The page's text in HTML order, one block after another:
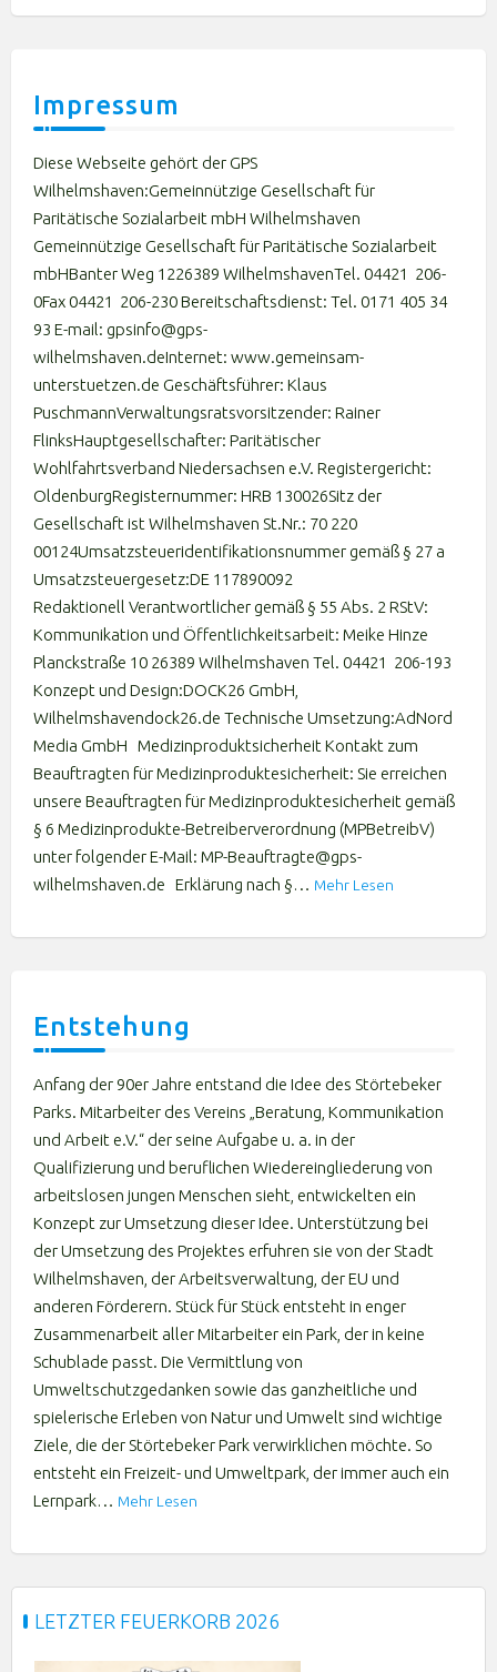
Impressum
Diese Webseite gehört der GPS
Wilhelmshaven:Gemeinnützige Gesellschaft für
Paritätische Sozialarbeit mbH Wilhelmshaven
Gemeinnützige Gesellschaft für Paritätische Sozialarbeit
mbHBanter Weg 1226389 WilhelmshavenTel. 04421 206-
0Fax 04421 206-230 Bereitschaftsdienst: Tel. 0171 405 34
93 E-mail: gpsinfo@gps-
wilhelmshaven.deInternet: www.gemeinsam-
unterstuetzen.de Geschäftsführer: Klaus
PuschmannVerwaltungsratsvorsitzender: Rainer
FlinksHauptgesellschafter: Paritätischer
Wohlfahrtsverband Niedersachsen e.V. Registergericht:
OldenburgRegisternummer: HRB 130026Sitz der
Gesellschaft ist Wilhelmshaven St.Nr.: 70 220
00124Umsatzsteueridentifikationsnummer gemäß § 27 a
Umsatzsteuergesetz:DE 117890092
Redaktionell Verantwortlicher gemäß § 55 Abs. 2 RStV:
Kommunikation und Öffentlichkeitsarbeit: Meike Hinze
Planckstraße 10 26389 Wilhelmshaven Tel. 04421 206-193
Konzept und Design:DOCK26 GmbH,
Wilhelmshavendock26.de Technische Umsetzung:AdNord
Media GmbH Medizinproduktsicherheit Kontakt zum
Beauftragten für Medizinproduktesicherheit: Sie erreichen
unsere Beauftragten für Medizinproduktesicherheit gemäß
§ 6 Medizinprodukte-Betreiberverordnung (MPBetreibV)
unter folgender E-Mail: MP-Beauftragte@gps-
wilhelmshaven.de Erklärung nach §… Mehr Lesen
Entstehung
Anfang der 90er Jahre entstand die Idee des Störtebeker
Parks. Mitarbeiter des Vereins „Beratung, Kommunikation
und Arbeit e.V.“ der seine Aufgabe u. a. in der
Qualifizierung und beruflichen Wiedereingliederung von
arbeitslosen jungen Menschen sieht, entwickelten ein
Konzept zur Umsetzung dieser Idee. Unterstützung bei
der Umsetzung des Projektes erfuhren sie von der Stadt
Wilhelmshaven, der Arbeitsverwaltung, der EU und
anderen Förderern. Stück für Stück entsteht in enger
Zusammenarbeit aller Mitarbeiter ein Park, der in keine
Schublade passt. Die Vermittlung von
Umweltschutzgedanken sowie das ganzheitliche und
spielerische Erleben von Natur und Umwelt sind wichtige
Ziele, die der Störtebeker Park verwirklichen möchte. So
entsteht ein Freizeit- und Umweltpark, der immer auch ein
Lernpark… Mehr Lesen
LETZTER FEUERKORB 2026